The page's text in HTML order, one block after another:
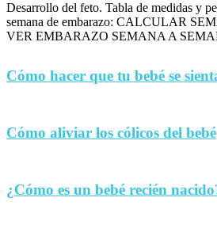
Desarrollo del feto. Tabla de medidas y
semana de embarazo: CALCULAR
VER EMBARAZO SEMANA A
Cómo hacer que tu bebé se
Cómo aliviar los cólicos del bebé
¿Cómo es un bebé recién